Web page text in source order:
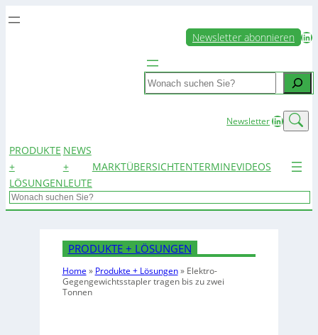
Newsletter abonnieren LinkedIn
Search
NewsletterLinkedIn
PRODUKTE
+
LÖSUNGEN
NEWS
+
LEUTE
MARKTÜBERSICHTENTERMINEVIDEOS
Search
PRODUKTE + LÖSUNGEN
Home » Produkte + Lösungen» Elektro-
Gegengewichtsstapler tragen bis zu zwei
Tonnen